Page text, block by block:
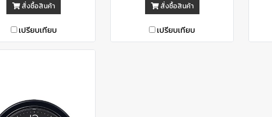
สั่งซื้อสินค้า
เปรียบเทียบ
สั่งซื้อสินค้า
เปรียบเทียบ